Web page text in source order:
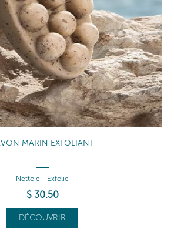
MARIN REVITALISANT
Nettoie - Revitalise
$ 35.50
DÉCOUVRIR